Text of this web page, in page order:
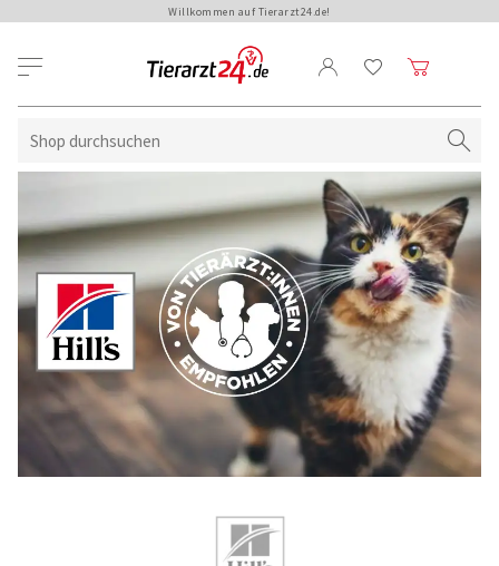
Willkommen auf Tierarzt24.de!